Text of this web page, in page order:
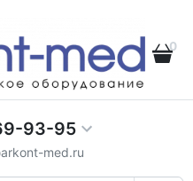
0
93-95
med.ru